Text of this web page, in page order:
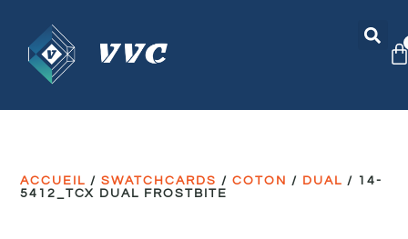
ACCUEIL /SWATCHCARDS /COTON / DUAL / 14-
5412_TCX DUAL FROSTBITE